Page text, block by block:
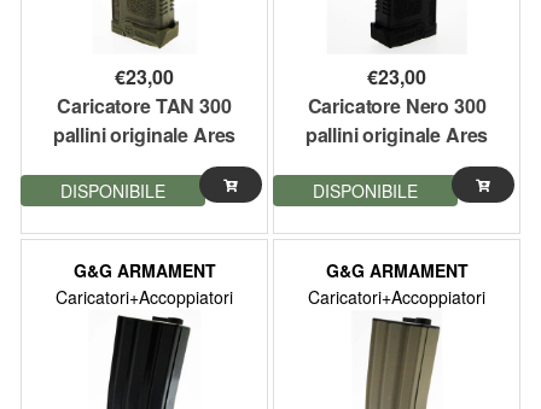
€23,00
Caricatore TAN 300
pallini originale Ares
Amoeba compatibile M4
DISPONIBILE
€23,00
Caricatore Nero 300
pallini originale Ares
Amoeba compatibile M4
DISPONIBILE
G&G ARMAMENT
Caricatori+Accoppiatori
G&G ARMAMENT
Caricatori+Accoppiatori